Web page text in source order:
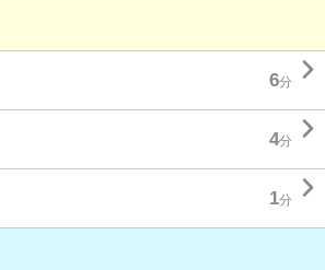
6分 
4分 
1分 